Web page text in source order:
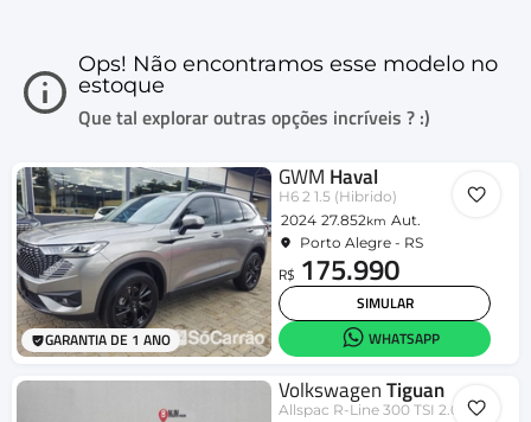
Ops! Não encontramos esse modelo no
estoque
Que tal explorar outras opções incríveis ? :)
GARANTIA DE 1 ANO
GWM Haval
H6 2 1.5 (Hibrido)
2024 27.852km Aut.
Porto Alegre - RS
R$ 175.990
SIMULAR
WHATSAPP
VolkswagenTiguan
Allspac R-Line 300 TSI 2.0